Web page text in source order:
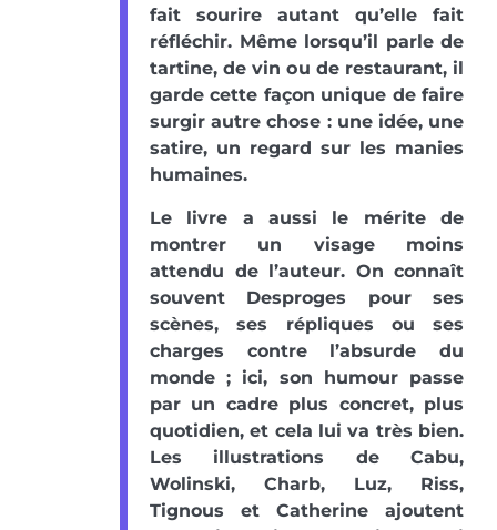
fait sourire autant qu’elle fait
réfléchir. Même lorsqu’il parle de
tartine, de vin ou de restaurant, il
garde cette façon unique de faire
surgir autre chose : une idée, une
satire, un regard sur les manies
humaines.
Le livre a aussi le mérite de
montrer un visage moins
attendu de l’auteur. On connaît
souvent Desproges pour ses
scènes, ses répliques ou ses
charges contre l’absurde du
monde ; ici, son humour passe
par un cadre plus concret, plus
quotidien, et cela lui va très bien.
Les illustrations de Cabu,
Wolinski, Charb, Luz, Riss,
Tignous et Catherine ajoutent